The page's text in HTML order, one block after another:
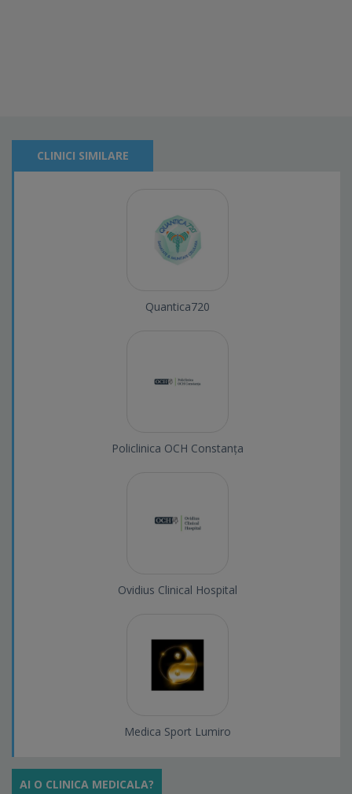
CLINICI SIMILARE
Quantica720
Policlinica OCH Constanța
Ovidius Clinical Hospital
Medica Sport Lumiro
AI O CLINICA MEDICALA?